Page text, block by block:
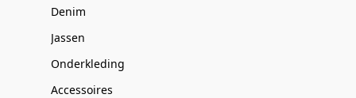
Denim
Jassen
Onderkleding
Accessoires